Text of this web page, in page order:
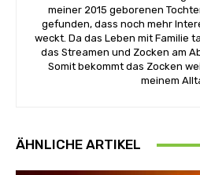
meiner 2015 geborenen
gefunden, dass noch mehr
weckt. Da das Leben mit Familie
das Streamen und Zocken am
Somit bekommt das Zocken
meinem
ÄHNLICHE ARTIKEL